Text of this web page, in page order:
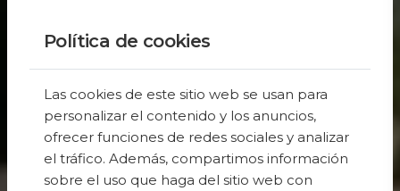
Política de cookies
Las cookies de este sitio web se usan para
personalizar el contenido y los anuncios,
ofrecer funciones de redes sociales y analizar
el tráfico. Además, compartimos información
sobre el uso que haga del sitio web con